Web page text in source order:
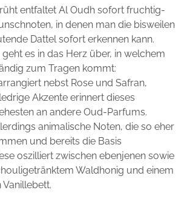
entfaltet Al Oudh sofort fruchtig-
in denen man die bisweilen
Dattel sofort erkennen kann.
es in das Herz über, in welchem
zum Tragen kommt:
nebst Rose und Safran,
Akzente erinnert dieses
an andere Oud-Parfums.
animalische Noten, die so eher
und bereits die Basis
oszilliert zwischen ebenjenen sowie
Waldhonig und einem